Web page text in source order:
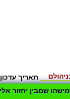
תאריך עדכון
שמבין יחזור